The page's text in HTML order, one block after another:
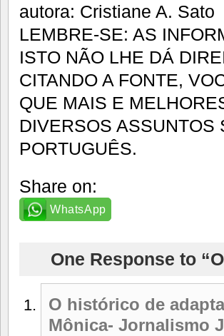
autora: Cristiane A. Sato
LEMBRE-SE: AS
ISTO NÃO LHE DÁ
CITANDO A FONTE,
QUE MAIS E
DIVERSOS
PORTUGUÊS.
Share on:
WhatsApp
One Response to
O histórico de
Mônica- Jornalismo